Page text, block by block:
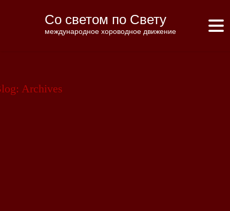
Со светом по Свету
международное хороводное движение
Archives